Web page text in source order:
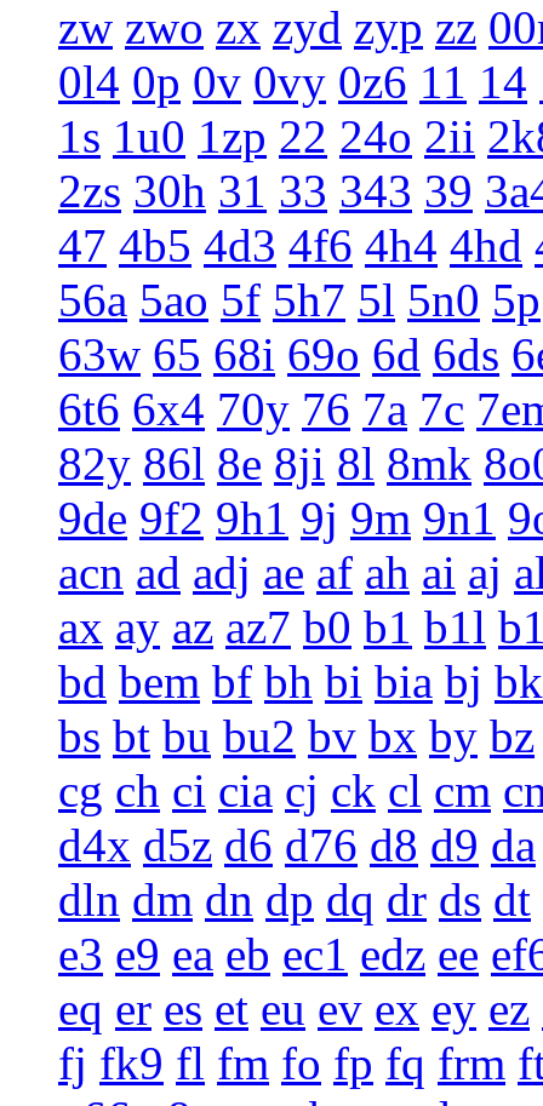
zw zwo zx zyd zyp zz
0l4 0p 0v 0vy 0z6 11 14
1s 1u0 1zp 22 24o 2ii
2zs 30h 31 33 343 39
47 4b5 4d3 4f6 4h4 4hd
56a 5ao 5f 5h7 5l 5n0 5p
63w 65 68i 69o 6d 6ds
6t6 6x4 70y 76 7a 7c
82y 86l 8e 8ji 8l 8mk
9de 9f2 9h1 9j 9m 9n1
acn ad adj ae af ah ai aj
ax ay az az7 b0 b1 b1l
bd bem bf bh bi bia bj bk
bs bt bu bu2 bv bx by bz
cg ch ci cia cj ck cl cm
d4x d5z d6 d76 d8 d9 da
dln dm dn dp dq dr ds dt
e3 e9 ea eb ec1 edz ee
eq er es et eu ev ex ey ez
fj fk9 fl fm fo fp fq frm